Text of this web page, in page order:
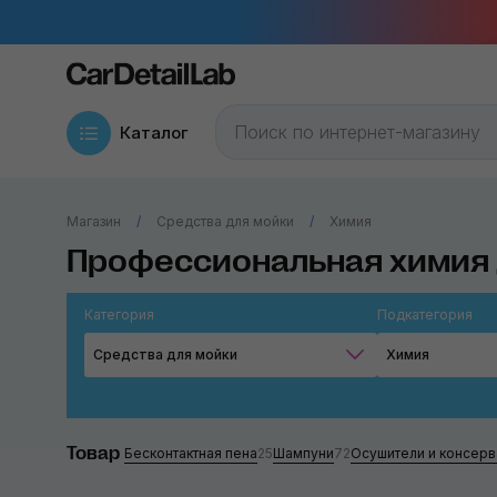
Каталог
Магазин Средства для мойки Химия
Профессиональная химия
Категория
Средства для мойки
Подкатегория
Химия
Товар Бесконтактная пена25Шампуни72Осушители и